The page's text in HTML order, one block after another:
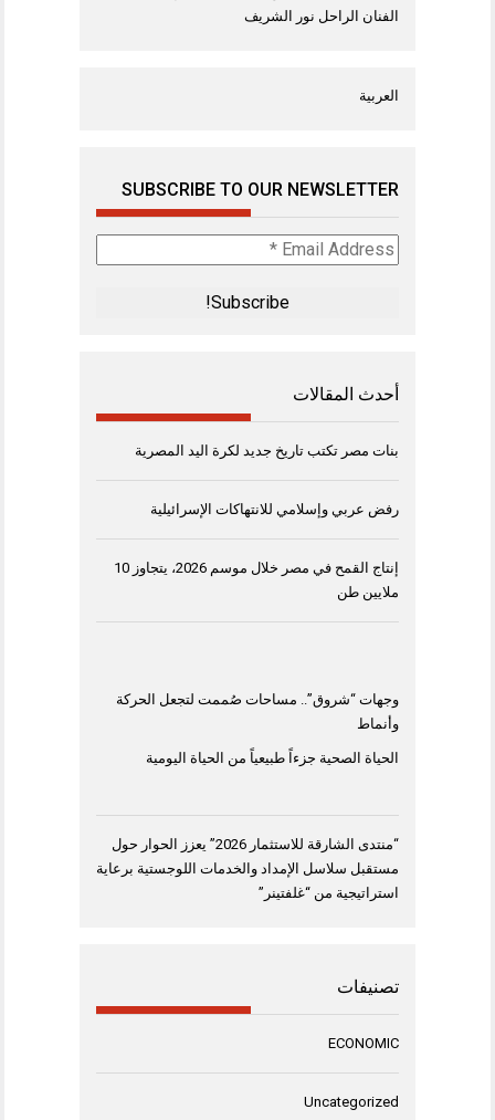
الفنان الراحل نور الشريف
العربية
SUBSCRIBE TO OUR NEWSLETTER
Email
Address
أحدث المقالات
بنات مصر تكتب تاريخ جديد لكرة اليد المصرية
رفض عربي وإسلامي للانتهاكات الإسرائيلية
إنتاج القمح في مصر خلال موسم 2026، يتجاوز 10
ملايين طن
وجهات “شروق”.. مساحات صُممت لتجعل الحركة
وأنماط
الحياة الصحية جزءاً طبيعياً من الحياة اليومية
“منتدى الشارقة للاستثمار 2026” يعزز الحوار حول
مستقبل سلاسل الإمداد والخدمات اللوجستية برعاية
استراتيجية من “غلفتينر”
تصنيفات
ECONOMIC
Uncategorized